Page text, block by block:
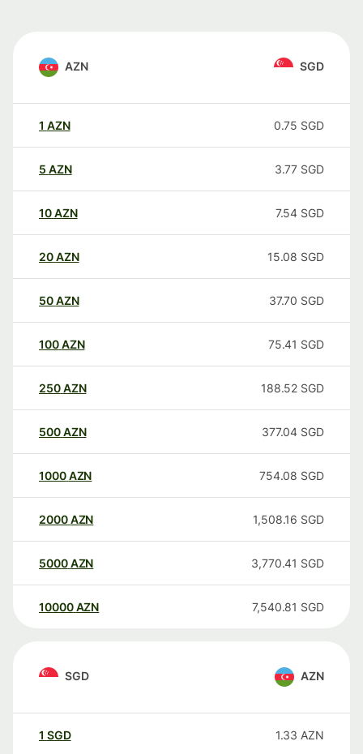
AZN SGD
1 AZN 0.75 SGD
5 AZN 3.77 SGD
10AZN 7.54 SGD
20AZN 15.08 SGD
50AZN 37.70 SGD
100AZN 75.41 SGD
250AZN 188.52 SGD
500AZN 377.04 SGD
1000AZN 754.08 SGD
2000AZN 1,508.16 SGD
5000AZN 3,770.41 SGD
10000 AZN 7,540.81 SGD
SGD AZN
1 SGD 1.33 AZN